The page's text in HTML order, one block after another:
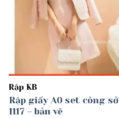
Rập KB
Rập giấy A0 set công sở
1117 – bản vẽ